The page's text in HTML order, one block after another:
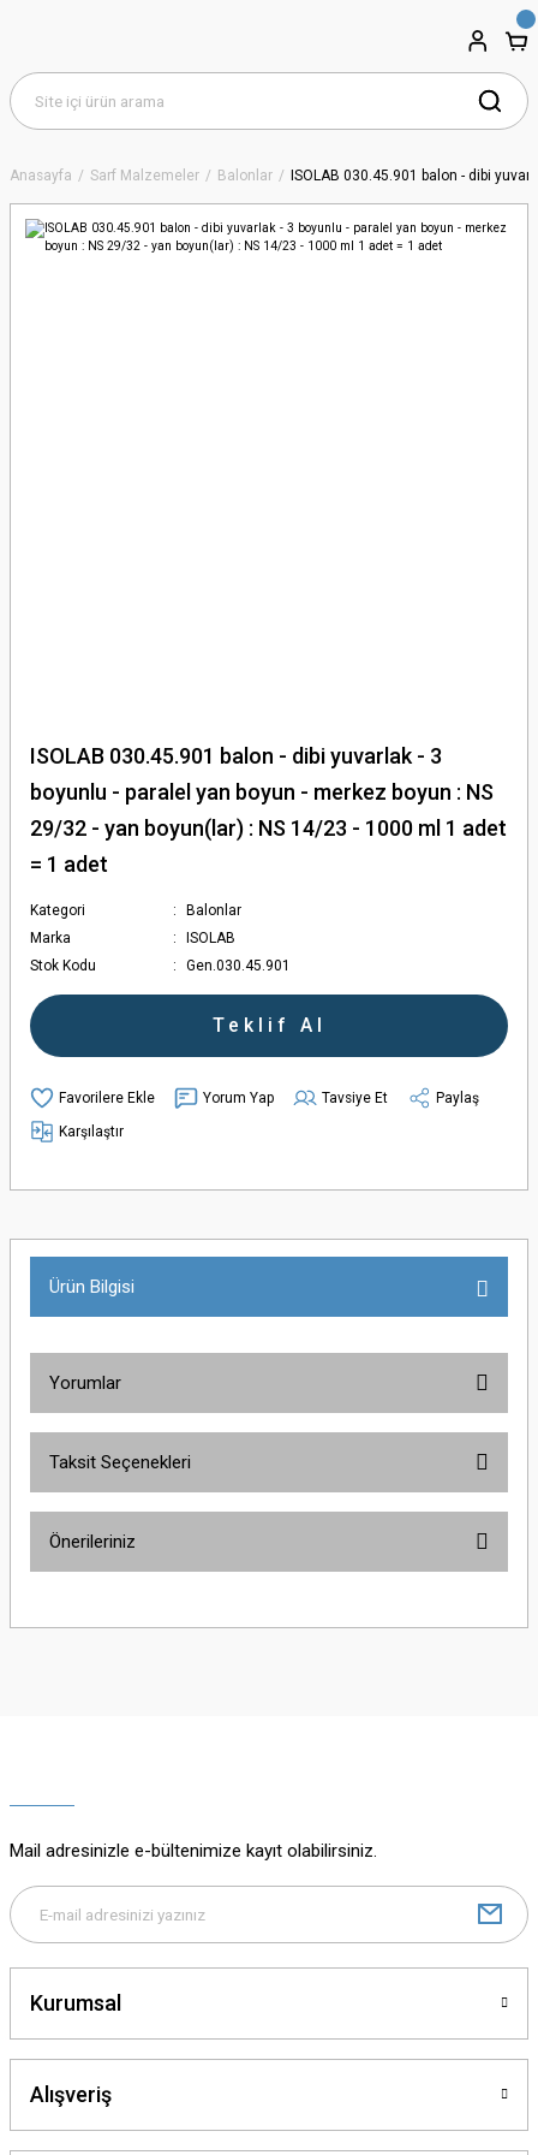
Anasayfa Sarf Malzemeler Balonlar ISOLAB 030.45.901 balon - dibi
ISOLAB 030.45.901 balon - dibi yuvarlak - 3
boyunlu - paralel yan boyun - merkez boyun : NS
29/32 - yan boyun(lar) : NS 14/23 - 1000 ml 1 adet
= 1 adet
Kategori
Balonlar
Marka
ISOLAB
Stok Kodu
Gen.030.45.901
Teklif Al
Yorum Yap Tavsiye Et
Paylaş
Karşılaştır
Ürün Bilgisi
Yorumlar
Taksit Seçenekleri
Önerileriniz
yetersiz gördüğünüz noktaları öneri formunu kullanarak tarafımıza
Bu ürüne benzer farklı alternatifler olmalı.
Mail adresinizle e-bültenimize kayıt olabilirsiniz.
Kurumsal
Alışveriş